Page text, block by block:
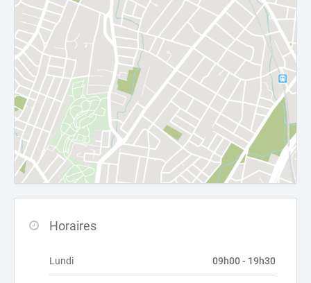
Horaires
Lundi 09h00 - 19h30